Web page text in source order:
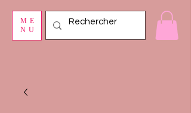
ME
NU